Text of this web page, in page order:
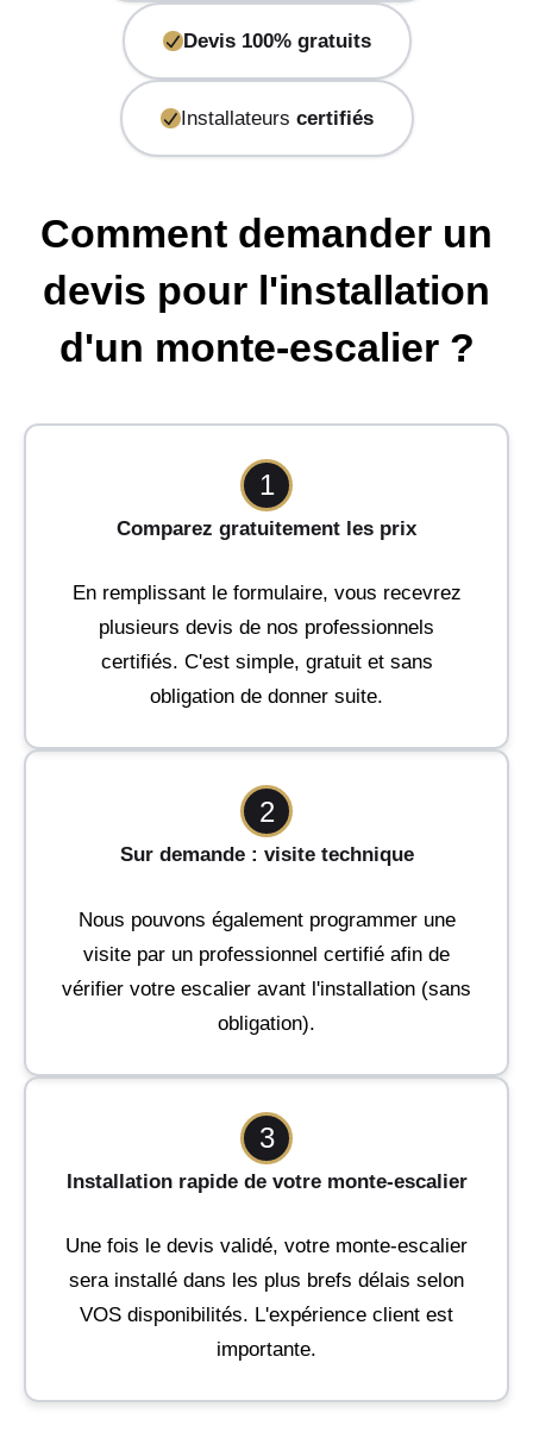
Devis 100% gratuits
Installateurs certifiés
Comment demander un
devis pour l'installation
d'un monte-escalier ?
1
Comparez gratuitement les prix
En remplissant le formulaire, vous recevrez
plusieurs devis de nos professionnels
certifiés. C'est simple, gratuit et sans
obligation de donner suite.
2
Sur demande : visite technique
Nous pouvons également programmer une
visite par un professionnel certifié afin de
vérifier votre escalier avant l'installation (sans
obligation).
3
Installation rapide de votre monte-escalier
Une fois le devis validé, votre monte-escalier
sera installé dans les plus brefs délais selon
VOS disponibilités. L'expérience client est
importante.